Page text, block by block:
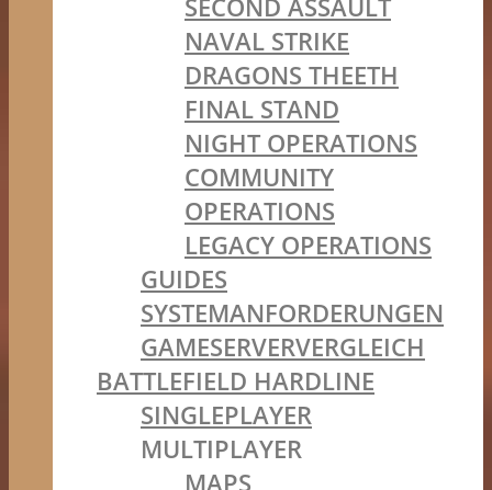
SECOND ASSAULT
NAVAL STRIKE
DRAGONS THEETH
FINAL STAND
NIGHT OPERATIONS
COMMUNITY
OPERATIONS
LEGACY OPERATIONS
GUIDES
SYSTEMANFORDERUNGEN
GAMESERVERVERGLEICH
BATTLEFIELD HARDLINE
SINGLEPLAYER
MULTIPLAYER